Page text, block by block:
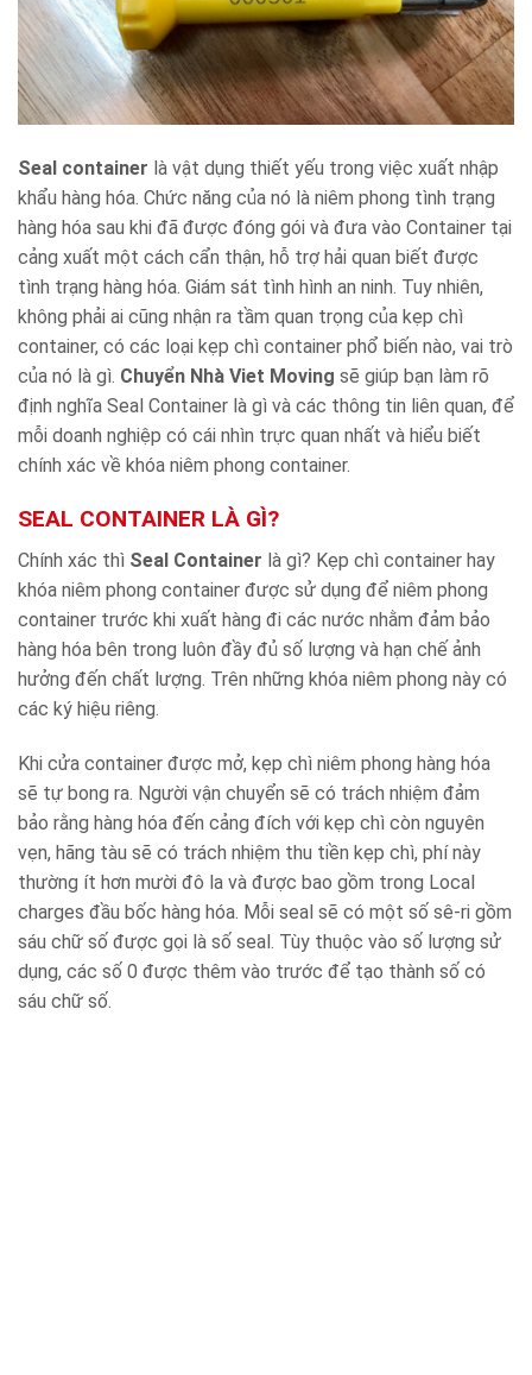
Seal container là vật dụng thiết yếu trong việc xuất nhập
khẩu hàng hóa. Chức năng của nó là niêm phong tình trạng
hàng hóa sau khi đã được đóng gói và đưa vào Container tại
cảng xuất một cách cẩn thận, hỗ trợ hải quan biết được
tình trạng hàng hóa. Giám sát tình hình an ninh. Tuy nhiên,
không phải ai cũng nhận ra tầm quan trọng của kẹp chì
container, có các loại kẹp chì container phổ biến nào, vai trò
của nó là gì. Chuyển Nhà Viet Moving sẽ giúp bạn làm rõ
định nghĩa Seal Container là gì và các thông tin liên quan, để
mỗi doanh nghiệp có cái nhìn trực quan nhất và hiểu biết
chính xác về khóa niêm phong container.
SEAL CONTAINER LÀ GÌ?
Chính xác thì Seal Container là gì? Kẹp chì container hay
khóa niêm phong container được sử dụng để niêm phong
container trước khi xuất hàng đi các nước nhằm đảm bảo
hàng hóa bên trong luôn đầy đủ số lượng và hạn chế ảnh
hưởng đến chất lượng. Trên những khóa niêm phong này có
các ký hiệu riêng.
Khi cửa container được mở, kẹp chì niêm phong hàng hóa
sẽ tự bong ra. Người vận chuyển sẽ có trách nhiệm đảm
bảo rằng hàng hóa đến cảng đích với kẹp chì còn nguyên
vẹn, hãng tàu sẽ có trách nhiệm thu tiền kẹp chì, phí này
thường ít hơn mười đô la và được bao gồm trong Local
charges đầu bốc hàng hóa. Mỗi seal sẽ có một số sê-ri gồm
sáu chữ số được gọi là số seal. Tùy thuộc vào số lượng sử
dụng, các số 0 được thêm vào trước để tạo thành số có
sáu chữ số.